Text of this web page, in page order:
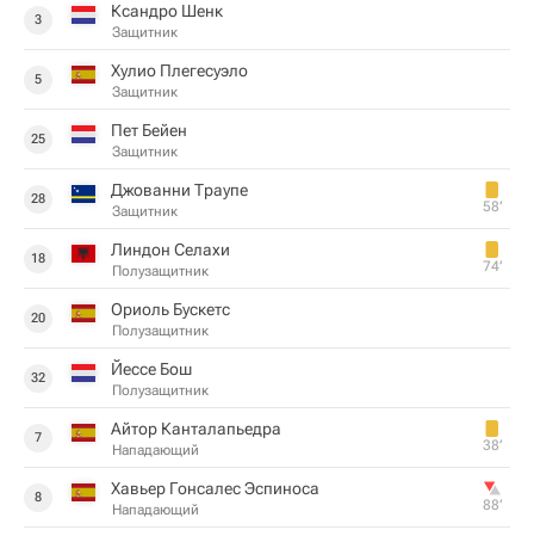
3 Ксандро Шенк
Защитник
5 Хулио Плегесуэло
Защитник
25 Пет Бейен
Защитник
28 Джованни Траупе
Защитник 58‎’‎
18 Линдон Селахи
Полузащитник 74‎’‎
20 Ориоль Бускетс
Полузащитник
32 Йессе Бош
Полузащитник
7 Айтор Канталапьедра
Нападающий 38‎’‎
8 Хавьер Гонсалес Эспиноса
Нападающий 88‎’‎